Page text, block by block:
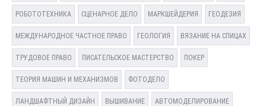
РОБОТОТЕХНИКА СЦЕНАРНОЕ ДЕЛО МАРКШЕЙДЕРИЯ ГЕОДЕЗИЯ
МЕЖДУНАРОДНОЕ ЧАСТНОЕ ПРАВО ГЕОЛОГИЯ ВЯЗАНИЕ НА СПИЦАХ
ТРУДОВОЕ ПРАВО ПИСАТЕЛЬСКОЕ МАСТЕРСТВО ПОКЕР
ТЕОРИЯ МАШИН И МЕХАНИЗМОВ ФОТОДЕЛО
ЛАНДШАФТНЫЙ ДИЗАЙН ВЫШИВАНИЕ АВТОМОДЕЛИРОВАНИЕ